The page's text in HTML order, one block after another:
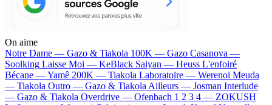
On aime
Notre Dame — Gazo & Tiakola 100K — Gazo Casanova —
Soolking Laisse Moi — KeBlack Saiyan — Heuss L'enfoiré
Bécane —Yamê 200K — Tiakola Laboratoire — Werenoi Meuda
— Tiakola Outro — Gazo & Tiakola Ailleurs — Josman Interlude
— Gazo & Tiakola Overdrive — Ofenbach 1 2 3 4 — ZOKUSH